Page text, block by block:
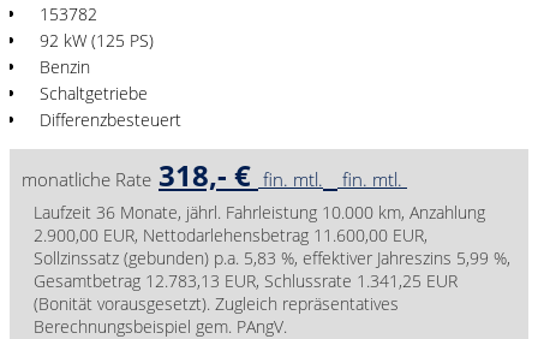
153782
92 kW (125 PS)
Benzin
Schaltgetriebe
Differenzbesteuert
monatliche Rate 318,- € fin. mtl. fin. mtl.
Laufzeit 36 Monate, jährl. Fahrleistung 10.000 km, Anzahlung
2.900,00 EUR, Nettodarlehensbetrag 11.600,00 EUR,
Sollzinssatz (gebunden) p.a. 5,83 %, effektiver Jahreszins 5,99 %,
Gesamtbetrag 12.783,13 EUR, Schlussrate 1.341,25 EUR
(Bonität vorausgesetzt). Zugleich repräsentatives
Berechnungsbeispiel gem. PAngV.